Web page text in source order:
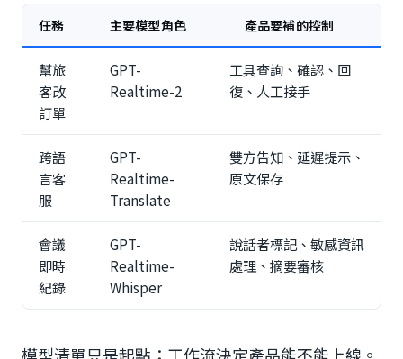
任務 主要模型角色 產品要補的控制
幫旅
客改
訂單
GPT-
Realtime-2
工具查詢、確認、回
復、人工接手
跨語
言客
服
GPT-
Realtime-
Translate
雙方告知、延遲提示、
原文保存
會議
即時
紀錄
GPT-
Realtime-
Whisper
說話者標記、敏感資訊
處理、摘要審核